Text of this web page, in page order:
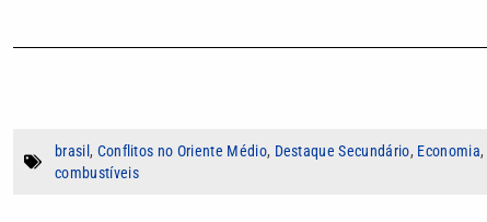
brasil , Conflitos no Oriente Médio, Destaque Secundário, Economia,
combustíveis